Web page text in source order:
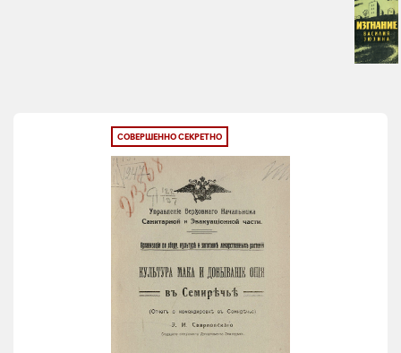
СОВЕРШЕННО СЕКРЕТНО